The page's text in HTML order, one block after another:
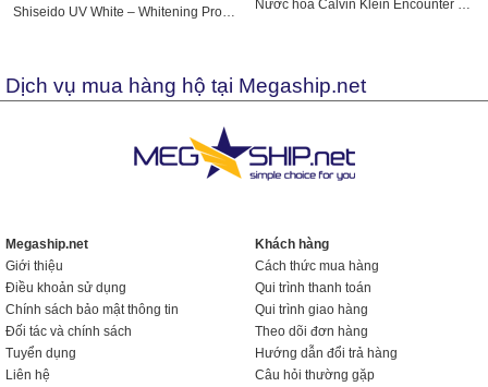
Shiseido UV White – Whitening Protector I, II SPF15...
Dịch vụ mua hàng hộ tại Megaship.net
Megaship.net
Giới thiệu
Điều khoản sử dụng
Chính sách bảo mật thông tin
Đối tác và chính sách
Tuyển dụng
Liên hệ
Khách hàng
Cách thức mua hàng
Qui trình thanh toán
Qui trình giao hàng
Theo dõi đơn hàng
Hướng dẫn đổi trả hàng
Câu hỏi thường gặp